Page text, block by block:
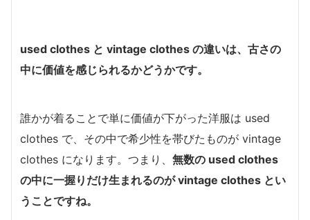
used clothes と vintage clothes の違いは、古さの
中に価値を感じられるかどうかです。
誰かが着ることで単に価値が下がった洋服は used
clothes で、その中で希少性を帯びたものが vintage
clothes になります。つまり、 無数の used clothes
の中に一握りだけ生まれるのが vintage clothes とい
うことですね。